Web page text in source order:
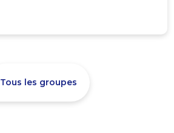
Tous les groupes